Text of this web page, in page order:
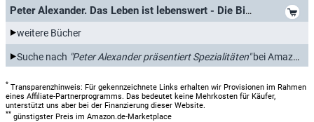
Peter Alexander. Das Leben ist lebenswert - Die Biografie
weitere Bücher
Suche nach "Peter Alexander präsentiert Spezialitäten"bei Amazon.de
* Transparenzhinweis: Für gekennzeichnete Links erhalten wir Provisionen im Rahmen
eines Affiliate-Partnerprogramms. Das bedeutet keine Mehrkosten für Käufer,
unterstützt uns aber bei der Finanzierung dieser Website.
** günstigster Preis im Amazon.de-Marketplace